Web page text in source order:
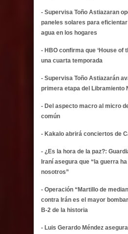
- Supervisa Toño Astiazaran
paneles solares para
agua en los hogares
- HBO confirma que ‘House of
una cuarta temporada
- Supervisa Toño Astiazarán
primera etapa del Libramiento
- Del aspecto macro al micro
común
- Kakalo abrirá conciertos de
- ¿Es la hora de la paz?:
Iraní asegura que “la guerra
nosotros”
- Operación “Martillo de
contra Irán es el mayor
B-2 de la historia
- Luis Gerardo Méndez